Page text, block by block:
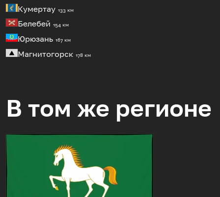
Кумертау 133 км
Белебей 154 км
Юрюзань 167 км
Магнитогорск 178 км
В том же регионе